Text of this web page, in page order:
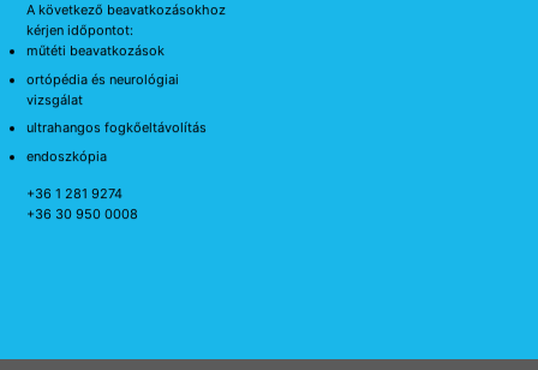
A következő beavatkozásokhoz
kérjen időpontot:
műtéti beavatkozások
ortópédia és neurológiai
vizsgálat
ultrahangos fogkőeltávolítás
endoszkópia
+36 1 281 9274
+36 30 950 0008